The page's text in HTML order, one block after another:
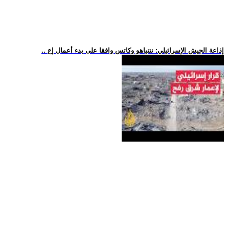
.. إذاعة الجيش الإسرائيلي: نتنياهو وكاتس وافقا على بدء أعمال إع